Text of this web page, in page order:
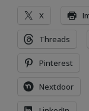
X
Threads
Pinterest
Nextdoor